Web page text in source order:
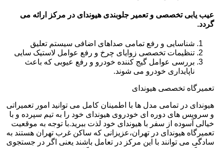
عیب یابی تخصصی و تعمیر جلوبندی هیوندای در مرکز ارائه می
گردد.
شناسایی و رفع تمامی صداهای اضافی سیستم تعلیق
تنظیمات تخصصی زوایای چرخ و رفع عوامل لاستیک سایی
بررسی عوامل گیج کننده خودرو و رفع عیوبی که باعث
ناپایداری خودرو می شوند.
تعمیرگاه تخصصی هیوندای
هیوندای در تمامی مدل ها با اطمینان کامل می توانید امور تعمیراتی
و سرویس های دوره ای خودروی هیوندای خود را به تیم سپرده و با
خیالی آسوده از سفر با هیوندای خود لذت ببرید.با توجه به موقعیت
تعمیرگاه هیوندای در تهران،عزیزانی که ساکن غرب تهران هستند به
سادگی می توانند با این مرکز در تعامل باشند یعنی اگر در جستجوی